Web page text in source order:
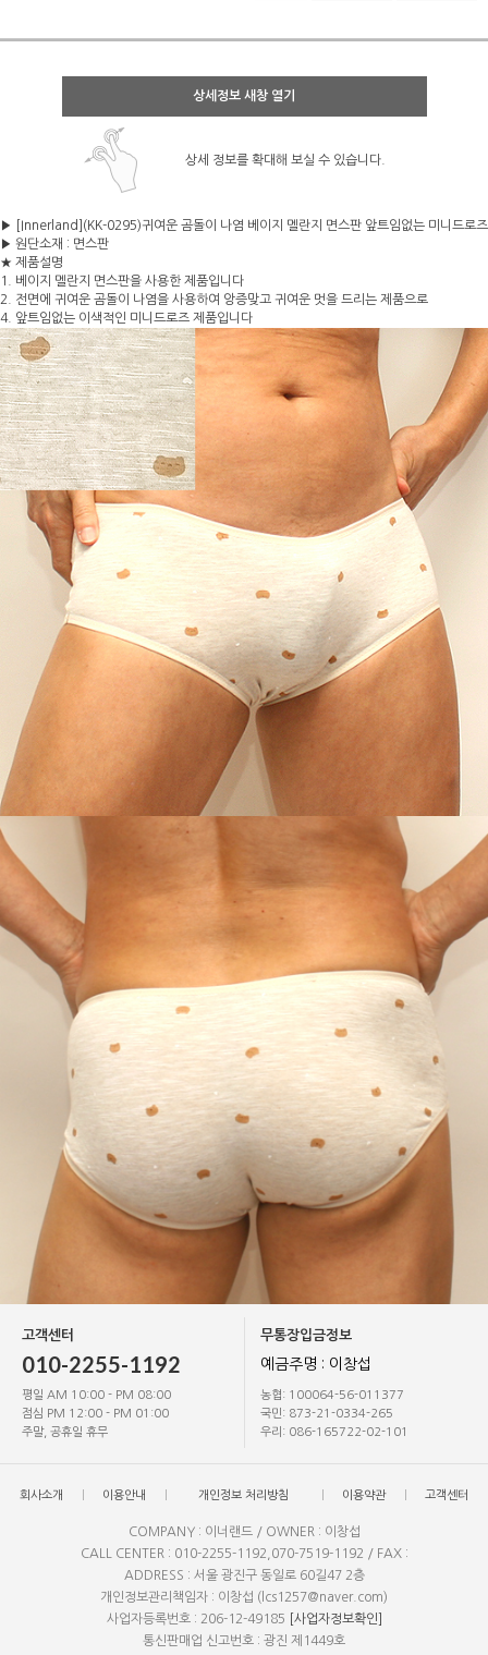
상세정보 새창 열기
상세 정보를 확대해 보실 수 있습니다.
▶ [Innerland](KK-0295)귀여운 곰돌이 나염 베이지 멜란지 면스판 앞트임없는 미니드로즈
▶ 원단소재 : 면스판
★ 제품설명
1. 베이지 멜란지 면스판을 사용한 제품입니다
2. 전면에 귀여운 곰돌이 나염을 사용하여 앙증맞고 귀여운 멋을 드리는 제품으로
4. 앞트임없는 이색적인 미니드로즈 제품입니다
고객센터
010-2255-1192
평일 AM 10:00 - PM 08:00
점심 PM 12:00 - PM 01:00
주말, 공휴일 휴무
무통장입금정보
예금주명 : 이창섭
농협: 100064-56-011377
국민: 873-21-0334-265
우리: 086-165722-02-101
회사소개 이용안내 개인정보 처리방침 이용약관 고객센터
COMPANY : 이너랜드 / OWNER : 이창섭
CALL CENTER : 010-2255-1192,070-7519-1192 / FAX :
ADDRESS : 서울 광진구 동일로 60길47 2층
개인정보관리책임자 : 이창섭 (lcs1257@naver.com)
사업자등록번호 : 206-12-49185
[사업자정보확인]
통신판매업 신고번호 : 광진 제1449호